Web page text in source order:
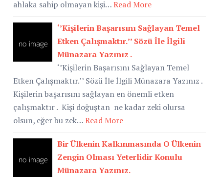
ahlaka sahip olmayan kişi…Read More
‘’Kişilerin Başarısını Sağlayan Temel
Etken Çalışmaktır.’’ Sözü İle İlgili
Münazara Yazınız .
‘’Kişilerin Başarısını Sağlayan Temel
Etken Çalışmaktır.’’ Sözü İle İlgili Münazara Yazınız .
Kişilerin başarısını sağlayan en önemli etken
çalışmaktır . Kişi doğuştan ne kadar zeki olursa
olsun, eğer bu zek…Read More
Bir Ülkenin Kalkınmasında O Ülkenin
Zengin Olması Yeterlidir Konulu
Münazara Yazınız.